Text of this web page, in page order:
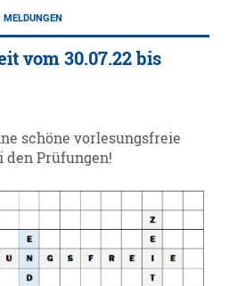
MELDUNGEN
vom 30.07.22 bis
schöne vorlesungsfreie
den Prüfungen!